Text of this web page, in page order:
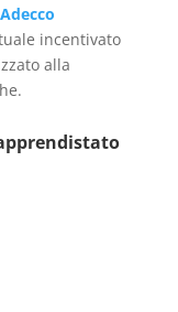
incentivato
alla